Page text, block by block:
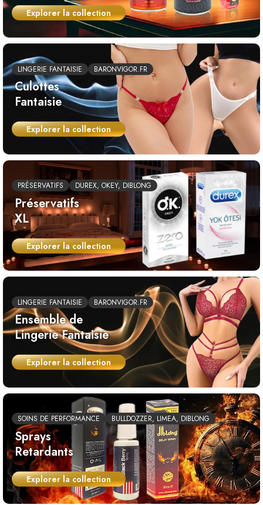
Explorer la collection
LINGERIE FANTAISIE BARONVIGOR.FR
Culottes
Fantaisie
Explorer la collection
PRÉSERVATIFS DUREX, OKEY, DIBLONG
Préservatifs
XL
Explorer la collection
LINGERIE FANTAISIE BARONVIGOR.FR
Ensemble de
Lingerie Fantaisie
Explorer la collection
SOINS DE PERFORMANCE BULLDOZZER, LIMEA, DIBLONG
Sprays
Retardants
Explorer la collection